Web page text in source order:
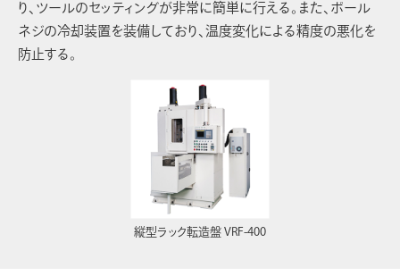
り、ツールのセッティングが非常に簡単に行える。また、ボール
ネジの冷却装置を装備しており、温度変化による精度の悪化を
防止する。
縦型ラック転造盤 VRF-400